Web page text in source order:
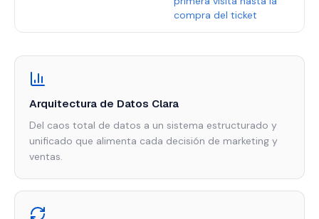
compra del ticket
Arquitectura de Datos Clara
Del caos total de datos a un sistema estructurado y
unificado que alimenta cada decisión de marketing y
ventas.